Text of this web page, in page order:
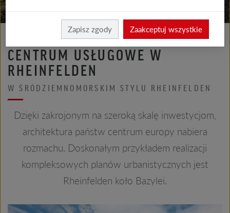
CENTRUM USŁUGOWE W
RHEINFELDEN
W ŚRÓDZIEMNOMORSKIM STYLU RHEINFELDEN
Dzięki zakrojonym na szeroką skalę inwestycjom,
architektura państw centrum europy nabiera
rozmachu. Doskonałym przykładem realizacji
kompleksowych planów urbanistycznych jest
Rheinfelden koło Bazylei.
Zapisz zgody Zaakceptuj wszystkie